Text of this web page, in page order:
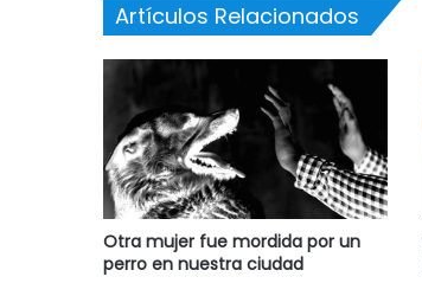
Artículos Relacionados
Otra mujer fue mordida por un
perro en nuestra ciudad